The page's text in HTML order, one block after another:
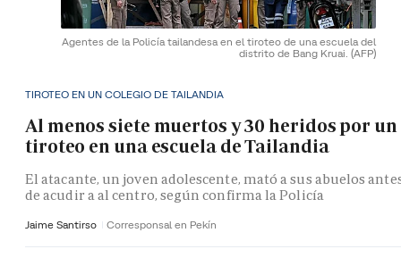
Agentes de la Policía tailandesa en el tiroteo de una escuela del
distrito de Bang Kruai. (AFP)
TIROTEO EN UN COLEGIO DE TAILANDIA
Al menos siete muertos y 30 heridos por un
tiroteo en una escuela de Tailandia
El atacante, un joven adolescente, mató a sus abuelos
de acudir a al centro, según confirma la Policía
Jaime Santirso Corresponsal en Pekín